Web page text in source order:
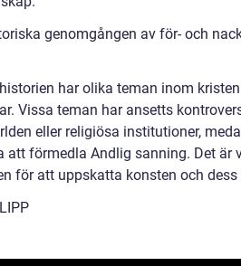
genomgången av för- och
har olika teman inom
Vissa teman har ansetts
eller religiösa institutioner,
att förmedla Andlig sanning. Det är
för att uppskatta konsten och